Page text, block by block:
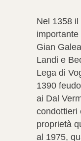
Nel 1358
Gian
Landi e
Lega di
1390
ai Dal
condottieri
proprietà
al 1975,